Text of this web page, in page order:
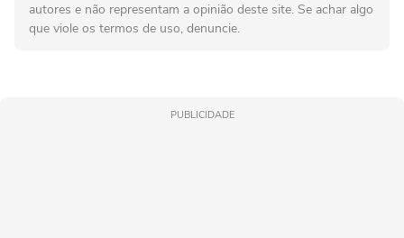
autores e não representam a opinião deste site. Se achar algo
que viole os termos de uso, denuncie.
PUBLICIDADE